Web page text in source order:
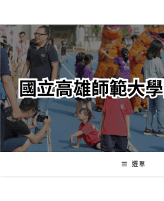
轉
至
主
內
容
選單